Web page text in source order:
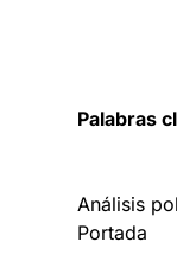
Palabras
Análisis
Portada